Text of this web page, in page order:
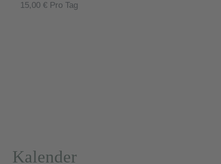
15,00 € Pro Tag
Kalender